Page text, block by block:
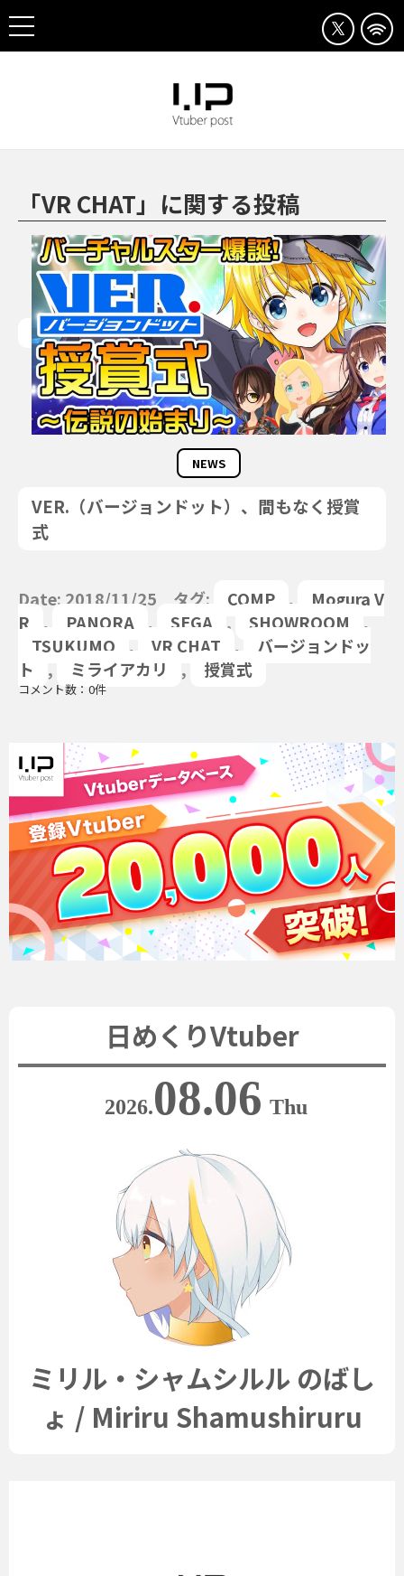
「VR CHAT」に関する投稿
NEWS
VER.（バージョンドット）、間もなく授賞
式
Date: 2018/11/25 タグ: COMP ,
Mogura V
R
, PANORA , SEGA , SHOWROOM
,
TSUKUMO
, VR CHAT ,
バージョンドッ
ト
, ミライアカリ , 授賞式
コメント数：0件
日めくりVtuber
2026.08.06 Thu
ミリル・シャムシルル のばし
ょ / Miriru Shamushiruru